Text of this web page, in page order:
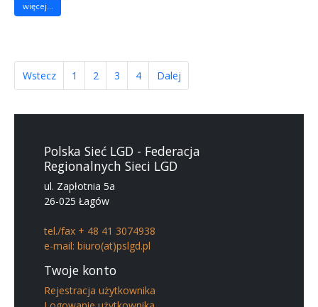
więcej...
Wstecz 1 2 3 4 Dalej
Polska Sieć LGD - Federacja
Regionalnych Sieci LGD
ul. Zapłotnia 5a
26-025 Łagów
tel./fax + 48 41 3074938
e-mail: biuro(at)pslgd.pl
Twoje konto
Rejestracja użytkownika